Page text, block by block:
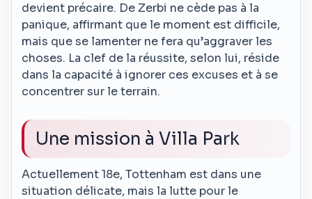
devient précaire. De Zerbi ne cède pas à la
panique, affirmant que le moment est difficile,
mais que se lamenter ne fera qu’aggraver les
choses. La clef de la réussite, selon lui, réside
dans la capacité à ignorer ces excuses et à se
concentrer sur le terrain.
Une mission à Villa Park
Actuellement 18e, Tottenham est dans une
situation délicate, mais la lutte pour le